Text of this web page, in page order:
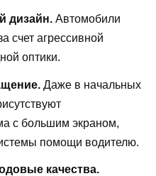
дизайн. Автомобили
счет агрессивной
оптики.
Даже в начальных
с большим экраном,
помощи водителю.
качества.